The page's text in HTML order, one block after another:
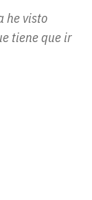
he visto
tiene que ir